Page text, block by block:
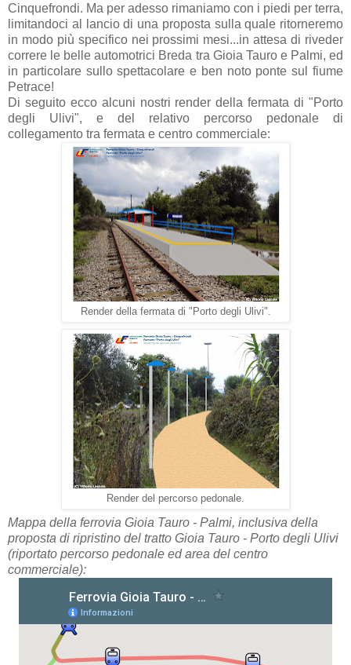
Cinquefrondi. Ma per adesso rimaniamo con i piedi per terra,
limitandoci al lancio di una proposta sulla quale ritorneremo
in modo più specifico nei prossimi mesi...in attesa di riveder
correre le belle automotrici Breda tra Gioia Tauro e Palmi, ed
in particolare sullo spettacolare e ben noto ponte sul fiume
Petrace!
Di seguito ecco alcuni nostri render della fermata di "Porto
degli Ulivi", e del relativo percorso pedonale di
collegamento tra fermata e centro commerciale:
Render della fermata di "Porto degli Ulivi".
Render del percorso pedonale.
Mappa della ferrovia Gioia Tauro - Palmi, inclusiva della
proposta di ripristino del tratto Gioia Tauro - Porto degli Ulivi
(riportato percorso pedonale ed area del centro
commerciale):